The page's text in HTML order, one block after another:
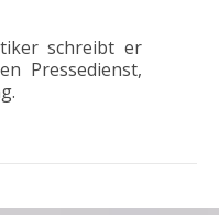
schreibt er
Pressedienst,